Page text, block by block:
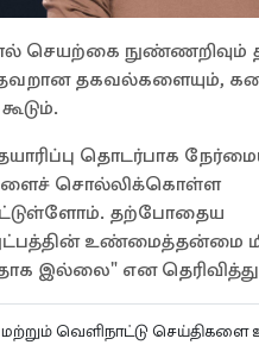
செயற்கை நுண்ணறிவும்
தகவல்களையும்,
தொடர்பாக
சொல்லிக்கொள்ள
தற்போதைய
உண்மைத்தன்மை
இல்லை" என
மற்றும் வெளிநாட்டு செய்திகளை